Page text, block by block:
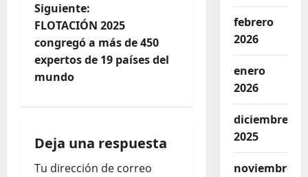
Siguiente:
FLOTACIÓN 2025
congregó a más de 450
expertos de 19 países del
mundo
Deja una respuesta
Tu dirección de correo
febrero
2026
enero
2026
diciembre
2025
noviembre